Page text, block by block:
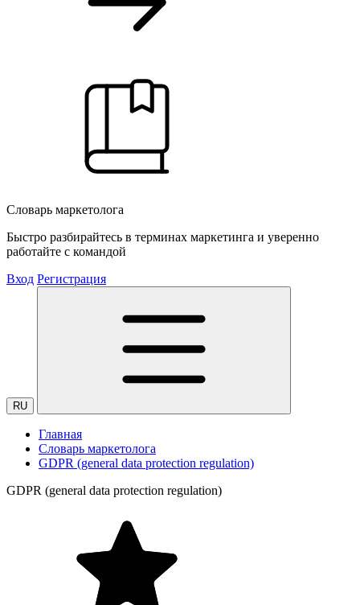
Словарь маркетолога
Быстро разбирайтесь в терминах маркетинга и уверенно
работайте с командой
Вход Регистрация
RU
Главная
Словарь маркетолога
GDPR (general data protection regulation)
GDPR (general data protection regulation)